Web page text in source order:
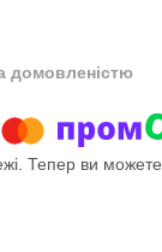
домовленістю
Тепер ви